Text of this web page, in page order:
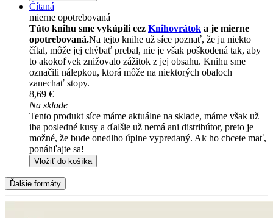
Čítaná
mierne opotrebovaná
Túto knihu sme vykúpili cez Knihovrátok a je mierne
opotrebovaná.Na tejto knihe už síce poznať, že ju niekto
čítal, môže jej chýbať prebal, nie je však poškodená tak, aby
to akokoľvek znižovalo zážitok z jej obsahu. Knihu sme
označili nálepkou, ktorá môže na niektorých obaloch
zanechať stopy.
8,69 €
Na sklade
Tento produkt síce máme aktuálne na sklade, máme však už
iba posledné kusy a ďalšie už nemá ani distribútor, preto je
možné, že bude onedlho úplne vypredaný. Ak ho chcete mať,
ponáhľajte sa!
Vložiť do košíka
Ďalšie formáty